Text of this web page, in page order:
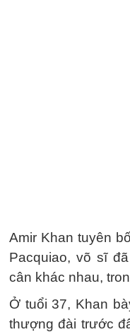
Amir Khan tuyên
Pacquiao, võ sĩ
cân khác nhau,
Ở tuổi 37, Khan
thượng đài trước